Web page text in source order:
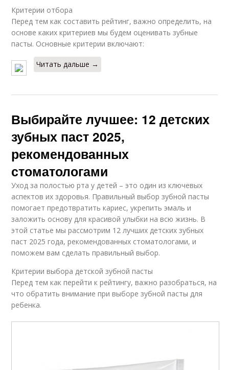
Критерии отбора
Перед тем как составить рейтинг, важно определить, на
основе каких критериев мы будем оценивать зубные
пасты. Основные критерии включают:
Читать дальше →
Выбирайте лучшее: 12 детских
зубных паст 2025,
рекомендованных
стоматологами
Уход за полостью рта у детей – это один из ключевых
аспектов их здоровья. Правильный выбор зубной пасты
помогает предотвратить кариес, укрепить эмаль и
заложить основу для красивой улыбки на всю жизнь. В
этой статье мы рассмотрим 12 лучших детских зубных
паст 2025 года, рекомендованных стоматологами, и
поможем вам сделать правильный выбор.
Критерии выбора детской зубной пасты
Перед тем как перейти к рейтингу, важно разобраться, на
что обратить внимание при выборе зубной пасты для
ребенка.